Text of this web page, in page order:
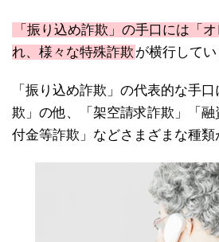
「振り込め詐欺」の手口には「
れ、様々な特殊詐欺 が横行してい
「振り込め詐欺」の代表的な手
欺」の他、「架空請求詐欺」「
付金等詐欺」などさまざまな種類